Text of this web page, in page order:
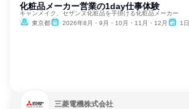
化粧品メーカー営業の1day仕事体験
キャンメイク、セザンヌ化粧品を手掛ける化粧品メーカー
東京都
2026年8月・9月・10月・11月・12月 1日
三菱電機株式会社